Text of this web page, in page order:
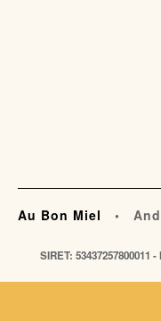
Au Bon Miel
•
SIRET: